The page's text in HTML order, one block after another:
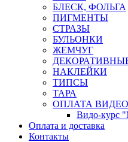
БЛЕСК, ФОЛЬГА
ПИГМЕНТЫ
СТРАЗЫ
БУЛЬОНКИ
ЖЕМЧУГ
НАКЛЕЙКИ
ТИПСЫ
ТАРА
ОПЛАТА
Видо-курс
Оплата и доставка
Контакты